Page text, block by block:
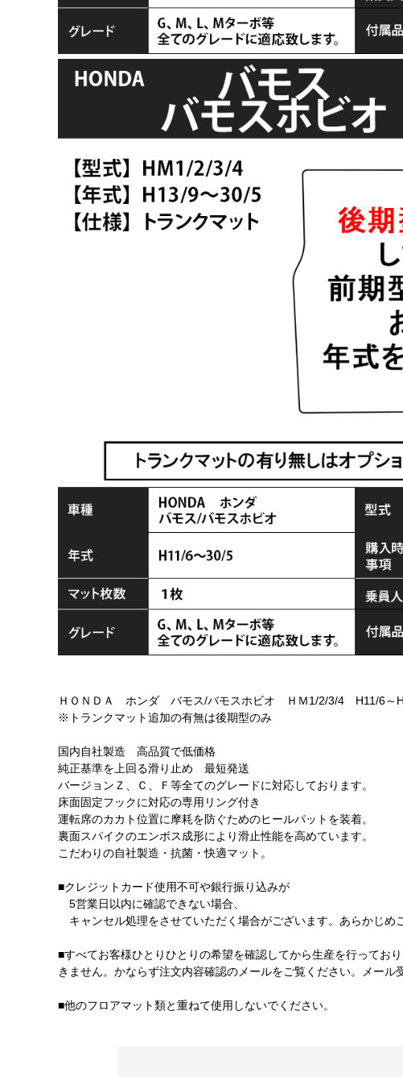
ＨＯＮＤＡ ホンダ バモス/バモスホビオ ＨＭ1/2/3/4 H11/6～
※トランクマット追加の有無は後期型のみ
国内自社製造 高品質で低価格
純正基準を上回る滑り止め 最短発送
バージョンＺ、Ｃ、Ｆ等全てのグレードに対応しております。
床面固定フックに対応の専用リング付き
運転席のカカト位置に摩耗を防ぐためのヒールパットを装着。
裏面スパイクのエンボス成形により滑止性能を高めています。
こだわりの自社製造・抗菌・快適マット。
■クレジットカード使用不可や銀行振り込みが
5営業日以内に確認できない場合、
キャンセル処理をさせていただく場合がございます。あらかじめ
■すべてお客様ひとりひとりの希望を確認してから生産を行ってお
きません。かならず注文内容確認のメールをご覧ください。メール
■他のフロアマット類と重ねて使用しないでください。